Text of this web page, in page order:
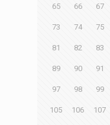
65 66 67
73 74 75
81 82 83
89 90 91
97 98 99
105 106 107